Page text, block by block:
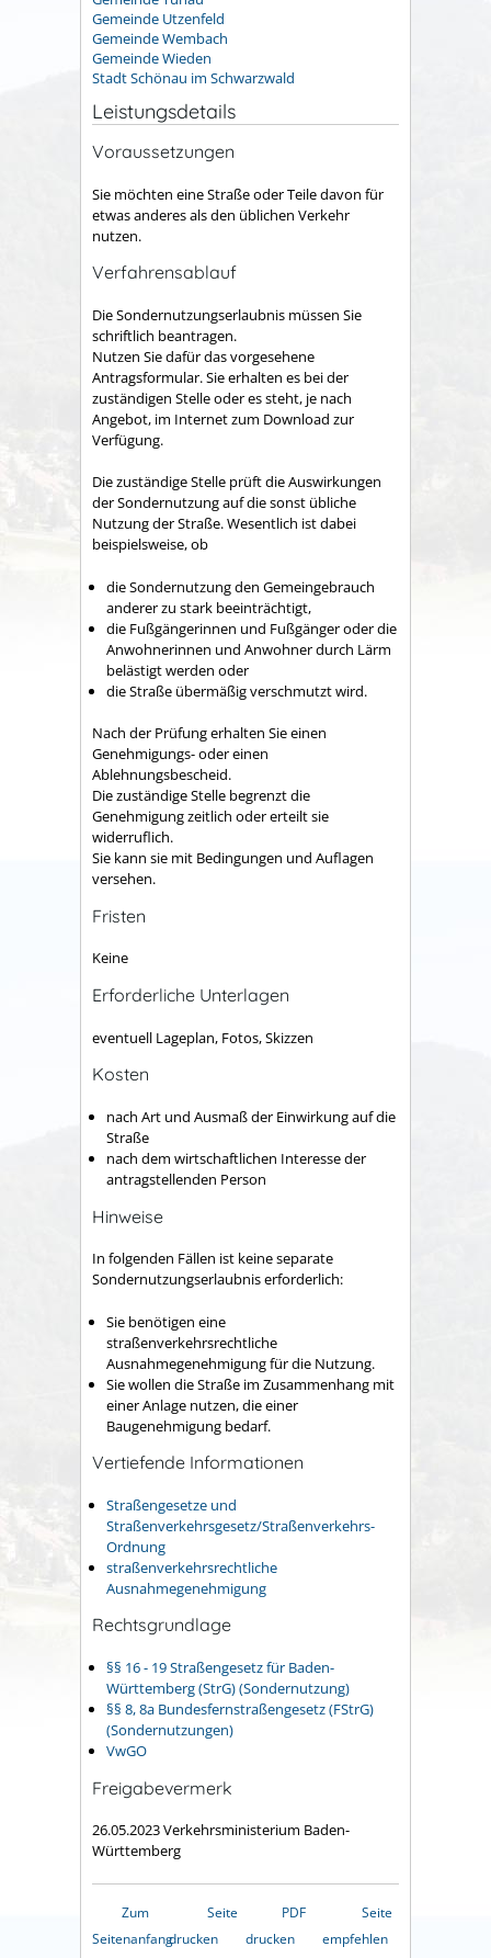
Gemeinde Utzenfeld
Gemeinde Wembach
Gemeinde Wieden
Stadt Schönau im Schwarzwald
Leistungsdetails
Voraussetzungen
Sie möchten eine Straße oder Teile davon für
etwas anderes als den üblichen Verkehr
nutzen.
Verfahrensablauf
Die Sondernutzungserlaubnis müssen Sie
schriftlich beantragen.
Nutzen Sie dafür das vorgesehene
Antragsformular. Sie erhalten es bei der
zuständigen Stelle oder es steht, je nach
Angebot, im Internet zum Download zur
Verfügung.
Die zuständige Stelle prüft die Auswirkungen
der Sondernutzung auf die sonst übliche
Nutzung der Straße.Wesentlich ist dabei
beispielsweise, ob
die Sondernutzung den Gemeingebrauch
anderer zu stark beeinträchtigt,
die Fußgängerinnen und Fußgänger oder die
Anwohnerinnen und Anwohner durch Lärm
belästigt werden oder
die Straße übermäßig verschmutzt wird.
Nach der Prüfung erhalten Sie einen
Genehmigungs- oder einen
Ablehnungsbescheid.
Die zuständige Stelle begrenzt die
Genehmigung zeitlich oder erteilt sie
widerruflich.
Sie kann sie mit Bedingungen und Auflagen
versehen.
Fristen
Keine
Erforderliche Unterlagen
eventuell Lageplan, Fotos, Skizzen
Kosten
nach Art und Ausmaß der Einwirkung auf die
Straße
nach dem wirtschaftlichen Interesse der
antragstellenden Person
Hinweise
In folgenden Fällen ist keine separate
Sondernutzungserlaubnis erforderlich:
Sie benötigen eine
straßenverkehrsrechtliche
Ausnahmegenehmigung für die Nutzung.
Sie wollen die Straße im Zusammenhang mit
einer Anlage nutzen, die einer
Baugenehmigung bedarf.
Vertiefende Informationen
Straßengesetze und
Straßenverkehrsgesetz/Straßenverkehrs-
Ordnung
straßenverkehrsrechtliche
Ausnahmegenehmigung
Rechtsgrundlage
§§ 16 - 19 Straßengesetz für Baden-
Württemberg (StrG) (Sondernutzung)
§§ 8, 8a Bundesfernstraßengesetz (FStrG)
(Sondernutzungen)
VwGO
Freigabevermerk
26.05.2023 Verkehrsministerium Baden-
Württemberg
Zum
Seitenanfang
Seite
drucken
PDF
drucken
Seite
empfehlen